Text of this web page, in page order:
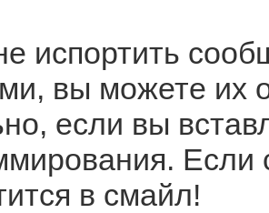
испортить
вы можете их
если вы
в смайл!